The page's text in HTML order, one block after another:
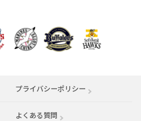
プライバシーポリシー
よくある質問